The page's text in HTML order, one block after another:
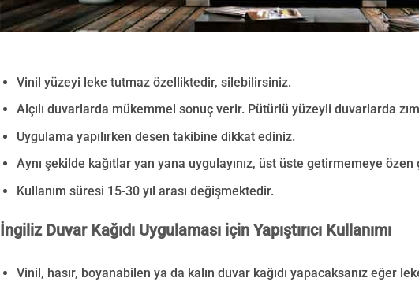
Vinil yüzeyi leke tutmaz özelliktedir, silebilirsiniz.
Alçılı duvarlarda mükemmel sonuç verir. Pütürlü yüzeyli duvarlarda
Uygulama yapılırken desen takibine dikkat ediniz.
Aynı şekilde kağıtlar yan yana uygulayınız, üst üste getirmemeye özen
Kullanım süresi 15-30 yıl arası değişmektedir.
İngiliz Duvar Kağıdı Uygulaması için Yapıştırıcı Kullanımı
Vinil, hasır, boyanabilen ya da kalın duvar kağıdı yapacaksanız eğer